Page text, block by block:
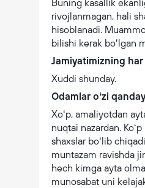
Buning kasallik
rivojlanmagan, hali
hisoblanadi.
bilishi kerak boʻlgan
Jamiyatimizning har
Xuddi shunday.
Odamlar oʻzi
Xoʻp, amaliyotdan
nuqtai nazardan.
shaxslar boʻlib
muntazam ravishda
hech kimga ayta
munosabat uni